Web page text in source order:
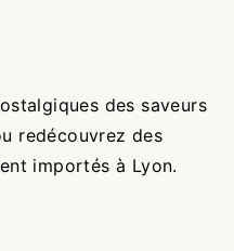
des saveurs
redécouvrez des
importés à Lyon.